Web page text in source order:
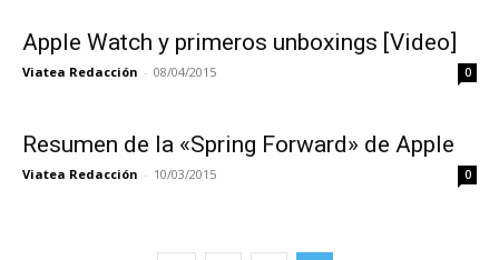
Apple Watch y primeros unboxings [Video]
Viatea Redacción - 08/04/2015 0
Resumen de la «Spring Forward» de Apple
Viatea Redacción - 10/03/2015 0